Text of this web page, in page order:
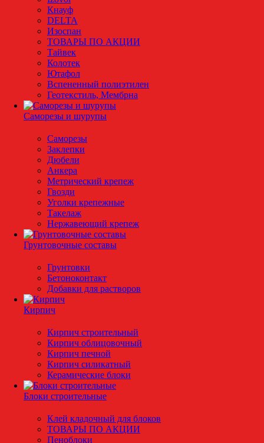
Кнауф
DELTA
Изоспан
ТОВАРЫ ПО АКЦИИ
Тайвек
Колотек
Ютафол
Вспененный полиэтилен
Геотекстиль, Мембрна
Саморезы и шурупы
Саморезы
Заклепки
Дюбели
Анкера
Метрический крепеж
Гвозди
Уголки крепежные
Такелаж
Нержавеющий крепеж
Грунтовочные составы
Грунтовки
Бетоноконтакт
Добавки для растворов
Кирпич
Кирпич строительный
Кирпич облицовочный
Кирпич печной
Кирпич силикатный
Керамические блоки
Блоки строительные
Клей кладочный для блоков
ТОВАРЫ ПО АКЦИИ
Пеноблоки